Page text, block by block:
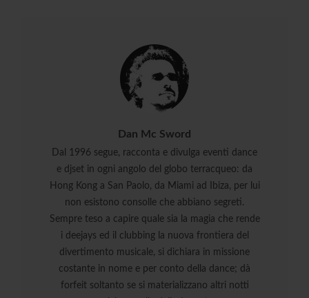
Dan Mc Sword
Dal 1996 segue, racconta e divulga eventi dance
e djset in ogni angolo del globo terracqueo: da
Hong Kong a San Paolo, da Miami ad Ibiza, per lui
non esistono consolle che abbiano segreti.
Sempre teso a capire quale sia la magia che rende
i deejays ed il clubbing la nuova frontiera del
divertimento musicale, si dichiara in missione
costante in nome e per conto della dance; dà
forfeit soltanto se si materializzano altri notti